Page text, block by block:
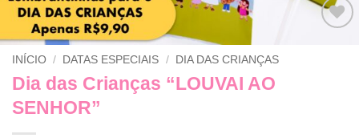
INÍCIO / DATAS ESPECIAIS / DIA DAS CRIANÇAS
Dia das Crianças “LOUVAI AO
SENHOR”